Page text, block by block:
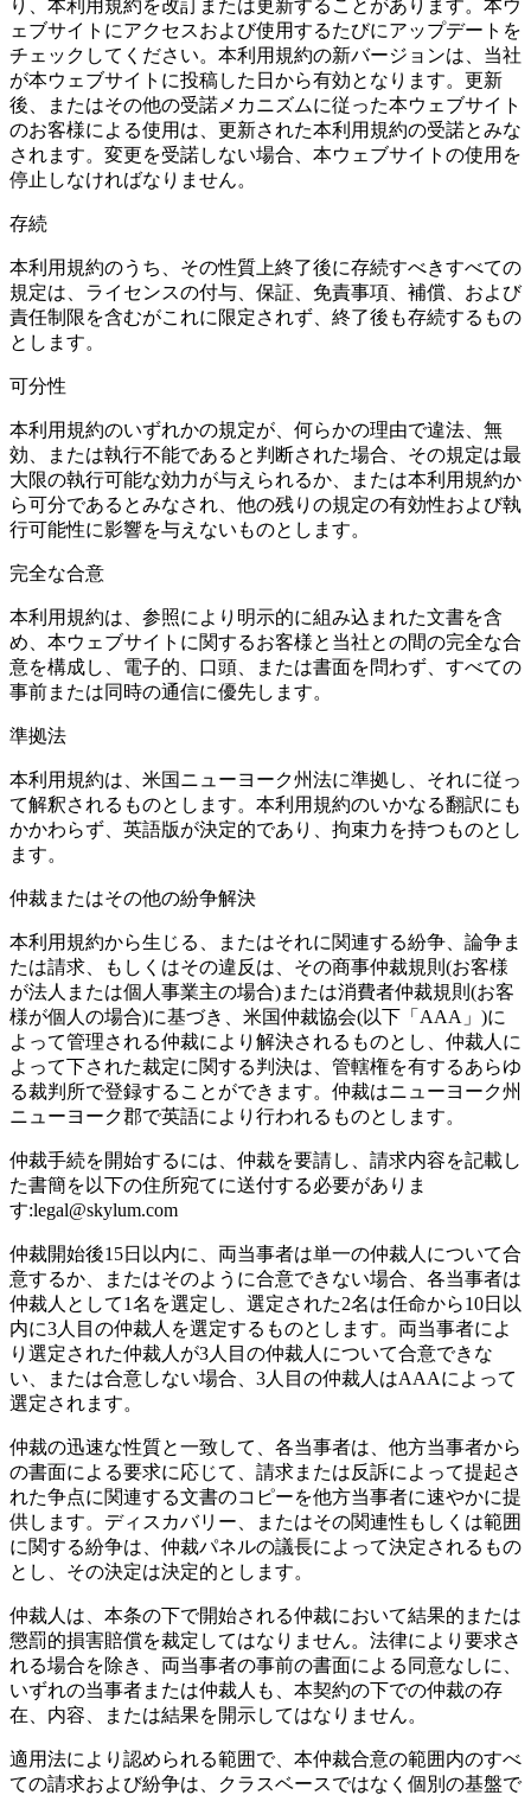
り、本利用規約を改訂または更新することがあります。本ウ
ェブサイトにアクセスおよび使用するたびにアップデートを
チェックしてください。本利用規約の新バージョンは、当社
が本ウェブサイトに投稿した日から有効となります。更新
後、またはその他の受諾メカニズムに従った本ウェブサイト
のお客様による使用は、更新された本利用規約の受諾とみな
されます。変更を受諾しない場合、本ウェブサイトの使用を
停止しなければなりません。
存続
本利用規約のうち、その性質上終了後に存続すべきすべての
規定は、ライセンスの付与、保証、免責事項、補償、および
責任制限を含むがこれに限定されず、終了後も存続するもの
とします。
可分性
本利用規約のいずれかの規定が、何らかの理由で違法、無
効、または執行不能であると判断された場合、その規定は最
大限の執行可能な効力が与えられるか、または本利用規約か
ら可分であるとみなされ、他の残りの規定の有効性および執
行可能性に影響を与えないものとします。
完全な合意
本利用規約は、参照により明示的に組み込まれた文書を含
め、本ウェブサイトに関するお客様と当社との間の完全な合
意を構成し、電子的、口頭、または書面を問わず、すべての
事前または同時の通信に優先します。
準拠法
本利用規約は、米国ニューヨーク州法に準拠し、それに従っ
て解釈されるものとします。本利用規約のいかなる翻訳にも
かかわらず、英語版が決定的であり、拘束力を持つものとし
ます。
仲裁またはその他の紛争解決
本利用規約から生じる、またはそれに関連する紛争、論争ま
たは請求、もしくはその違反は、その商事仲裁規則(お客様
が法人または個人事業主の場合)または消費者仲裁規則(お客
様が個人の場合)に基づき、米国仲裁協会(以下「AAA」)に
よって管理される仲裁により解決されるものとし、仲裁人に
よって下された裁定に関する判決は、管轄権を有するあらゆ
る裁判所で登録することができます。仲裁はニューヨーク州
ニューヨーク郡で英語により行われるものとします。
仲裁手続を開始するには、仲裁を要請し、請求内容を記載し
た書簡を以下の住所宛てに送付する必要がありま
す:legal@skylum.com
仲裁開始後15日以内に、両当事者は単一の仲裁人について合
意するか、またはそのように合意できない場合、各当事者は
仲裁人として1名を選定し、選定された2名は任命から10日以
内に3人目の仲裁人を選定するものとします。両当事者によ
り選定された仲裁人が3人目の仲裁人について合意できな
い、または合意しない場合、3人目の仲裁人はAAAによって
選定されます。
仲裁の迅速な性質と一致して、各当事者は、他方当事者から
の書面による要求に応じて、請求または反訴によって提起さ
れた争点に関連する文書のコピーを他方当事者に速やかに提
供します。ディスカバリー、またはその関連性もしくは範囲
に関する紛争は、仲裁パネルの議長によって決定されるもの
とし、その決定は決定的とします。
仲裁人は、本条の下で開始される仲裁において結果的または
懲罰的損害賠償を裁定してはなりません。法律により要求さ
れる場合を除き、両当事者の事前の書面による同意なしに、
いずれの当事者または仲裁人も、本契約の下での仲裁の存
在、内容、または結果を開示してはなりません。
適用法により認められる範囲で、本仲裁合意の範囲内のすべ
ての請求および紛争は、クラスベースではなく個別の基盤で